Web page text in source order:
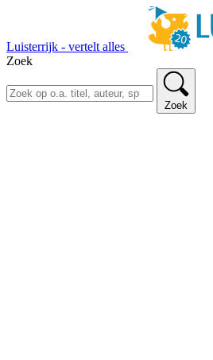
Luisterrijk - vertelt alles
Zoek
Zoek